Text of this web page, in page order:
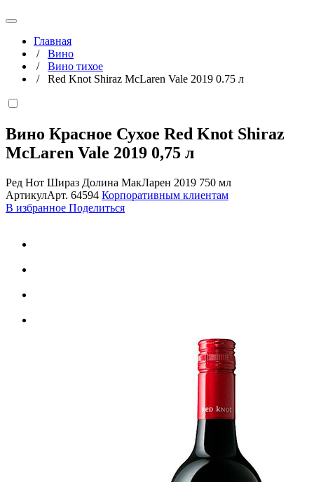
Главная
/ Вино
/ Вино тихое
/ Red Knot Shiraz McLaren Vale 2019 0.75 л
Вино Красное Сухое Red Knot Shiraz
McLaren Vale 2019 0,75 л
Ред Нот Шираз Долина МакЛарен 2019 750 мл
АртикулАрт. 64594 Корпоративным клиентам
В избранное Поделиться